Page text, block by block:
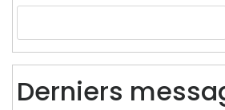
Derniers